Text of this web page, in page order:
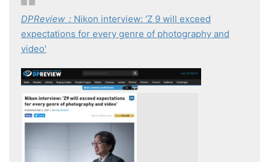
DPReview： Nikon interview: 'Z 9 will exceed
expectations for every genre of photography and
video'